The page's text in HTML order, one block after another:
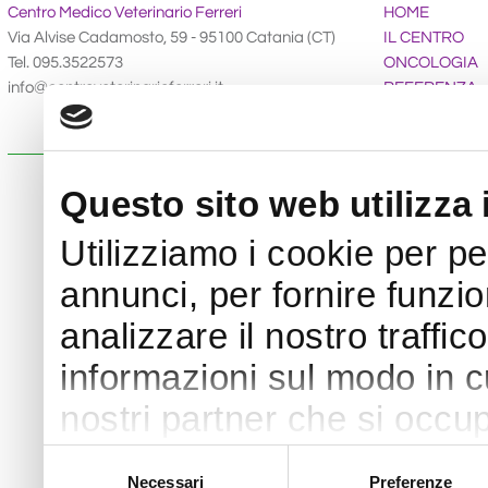
Questo sito web utilizza
Utilizziamo i cookie per
annunci, per fornire
analizzare il nostro
informazioni sul modo in
nostri partner che si
Necessari Preferenze
Centro Medico Veterinario Ferreri
Via Alvise Cadamosto, 59 - 95100 Catania (CT)
Tel. 095.3522573
info@centroveterinarioferreri.it
HOME
IL CENTRO
ONCOLOGIA
REFERENZA